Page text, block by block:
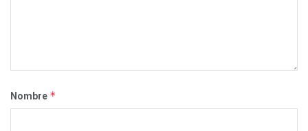
Nombre *